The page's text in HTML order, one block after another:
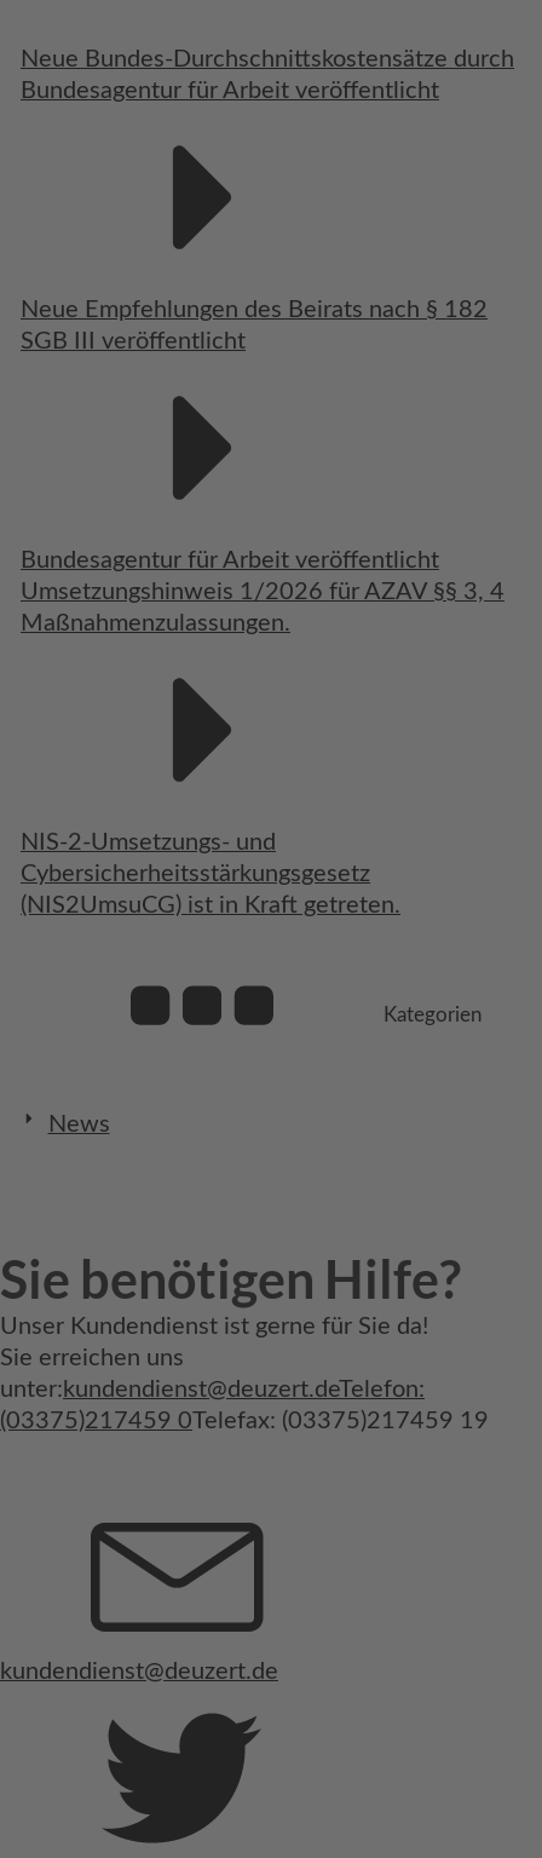
Neue Bundes-Durchschnittskostensätze durch
Bundesagentur für Arbeit veröffentlicht
Neue Empfehlungen des Beirats nach § 182
SGB III veröffentlicht
Bundesagentur für Arbeit veröffentlicht
Umsetzungshinweis 1/2026 für AZAV §§ 3, 4
Maßnahmenzulassungen.
NIS-2-Umsetzungs- und
Cybersicherheitsstärkungsgesetz
(NIS2UmsuCG) ist in Kraft getreten.
Kategorien
News
Sie benötigen Hilfe?
Unser Kundendienst ist gerne für Sie da!
Sie erreichen uns
unter: kundendienst@deuzert.deTelefon:
(03375)217459 0Telefax: (03375)217459 19
kundendienst@deuzert.de